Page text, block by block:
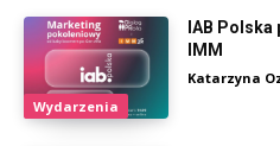
Wydarzenia
IAB
IMM
Katarzyna